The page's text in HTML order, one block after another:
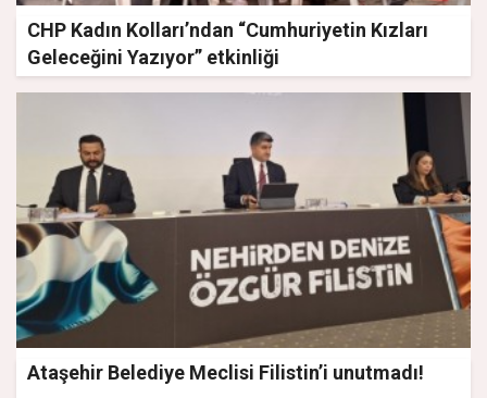
CHP Kadın Kolları’ndan “Cumhuriyetin Kızları
Geleceğini Yazıyor” etkinliği
Ataşehir Belediye Meclisi Filistin’i unutmadı!